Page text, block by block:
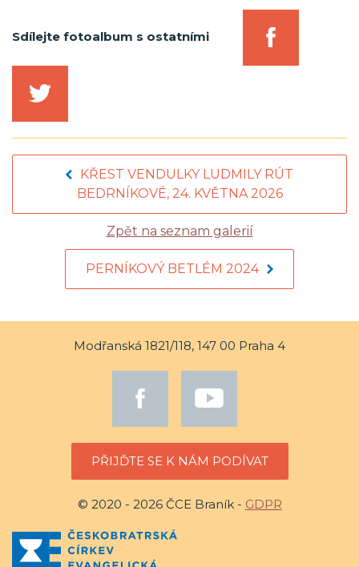
Sdílejte fotoalbum s ostatními
KŘEST VENDULKY LUDMILY RÚT
BEDRNÍKOVÉ, 24. KVĚTNA 2026
Zpět na seznam galerií
PERNÍKOVÝ BETLÉM 2024
Modřanská 1821/118, 147 00 Praha 4
PŘIJĎTE SE K NÁM PODÍVAT
© 2020 - 2026 ČCE Braník - GDPR